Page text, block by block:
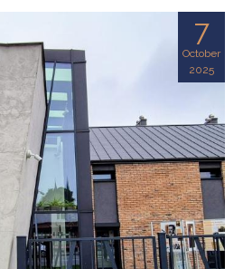
7
October
2025